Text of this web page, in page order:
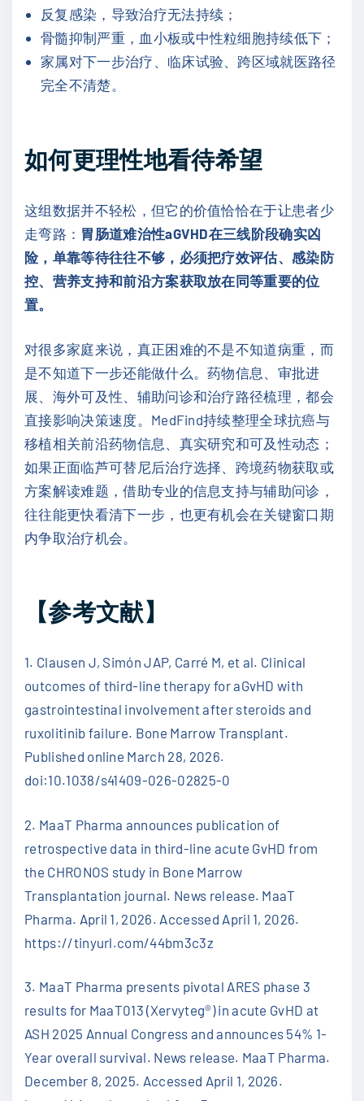
反复感染，导致治疗无法持续；
骨髓抑制严重，血小板或中性粒细胞持续低下；
家属对下一步治疗、临床试验、跨区域就医路径
完全不清楚。
如何更理性地看待希望
这组数据并不轻松，但它的价值恰恰在于让患者少
走弯路： 胃肠道难治性aGVHD在三线阶段确实凶
险，单靠等待往往不够，必须把疗效评估、感染防
控、营养支持和前沿方案获取放在同等重要的位
置。
对很多家庭来说，真正困难的不是不知道病重，而
是不知道下一步还能做什么。药物信息、审批进
展、海外可及性、辅助问诊和治疗路径梳理，都会
直接影响决策速度。MedFind持续整理全球抗癌与
移植相关前沿药物信息、真实研究和可及性动态；
如果正面临芦可替尼后治疗选择、跨境药物获取或
方案解读难题，借助专业的信息支持与辅助问诊，
往往能更快看清下一步，也更有机会在关键窗口期
内争取治疗机会。
【参考文献】
1. Clausen J, Simón JAP, Carré M, et al. Clinical
outcomes of third-line therapy for aGvHD with
gastrointestinal involvement after steroids and
ruxolitinib failure. Bone Marrow Transplant.
Published online March 28, 2026.
doi:10.1038/s41409-026-02825-0
2. MaaT Pharma announces publication of
retrospective data in third-line acute GvHD from
the CHRONOS study in Bone Marrow
Transplantation journal. News release. MaaT
Pharma. April 1, 2026. Accessed April 1, 2026.
https://tinyurl.com/44bm3c3z
3. MaaT Pharma presents pivotal ARES phase 3
results for MaaT013 (Xervyteg®) in acute GvHD at
ASH 2025 Annual Congress and announces 54% 1-
Year overall survival. News release. MaaT Pharma.
December 8, 2025. Accessed April 1, 2026.